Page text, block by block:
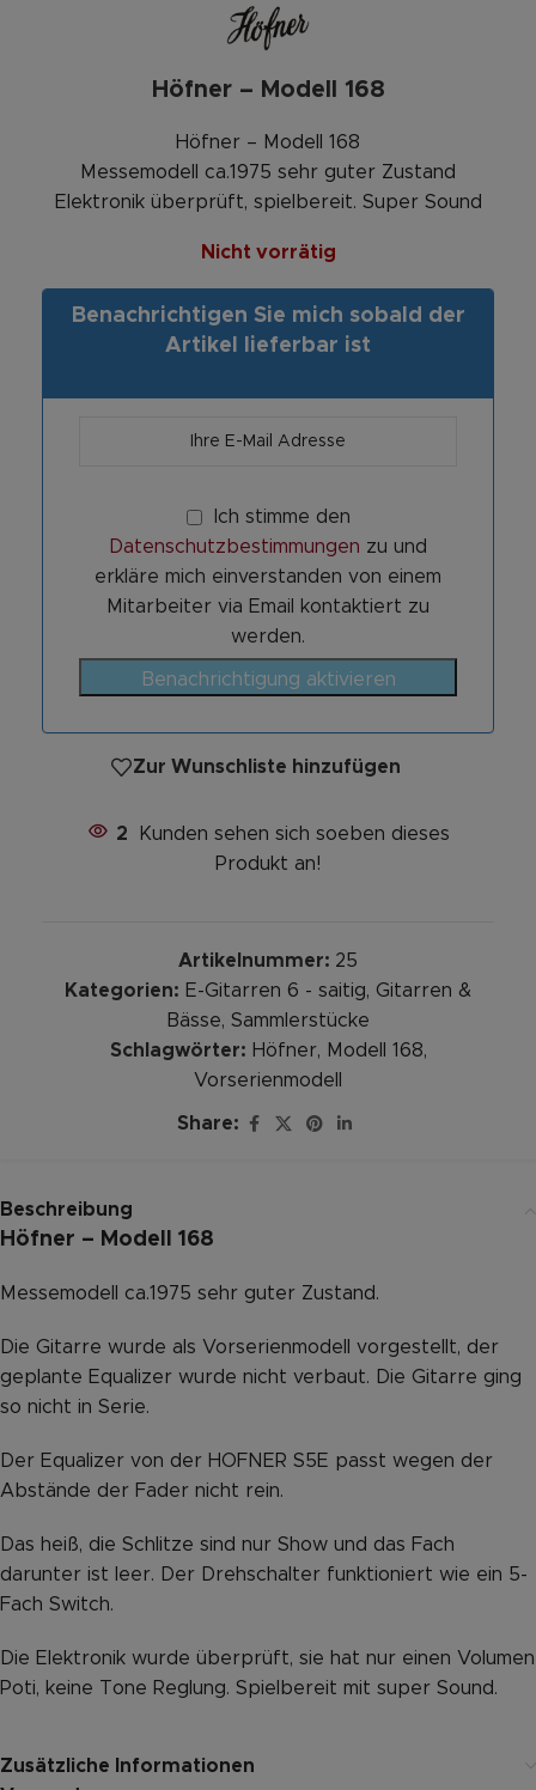
Höfner – Modell 168
Höfner – Modell 168
Messemodell ca.1975 sehr guter Zustand
Elektronik überprüft, spielbereit. Super Sound
Nicht vorrätig
Benachrichtigen Sie mich sobald der
Artikel lieferbar ist
Ich stimme den
Datenschutzbestimmungen zu und
erkläre mich einverstanden von einem
Mitarbeiter via Email kontaktiert zu
werden.
Benachrichtigung aktivieren
Zur Wunschliste hinzufügen
2
Kunden sehen sich soeben dieses
Produkt an!
Artikelnummer: 25
Kategorien: E-Gitarren 6 - saitig, Gitarren &
Bässe, Sammlerstücke
Schlagwörter: Höfner, Modell 168,
Vorserienmodell
Share:
Beschreibung
Höfner – Modell 168
Messemodell ca.1975 sehr guter Zustand.
Die Gitarre wurde als Vorserienmodell vorgestellt, der
geplante Equalizer wurde nicht verbaut. Die Gitarre ging
so nicht in Serie.
Der Equalizer von der HOFNER S5E passt wegen der
Abstände der Fader nicht rein.
Das heiß, die Schlitze sind nur Show und das Fach
darunter ist leer. Der Drehschalter funktioniert wie ein 5-
Fach Switch.
Die Elektronik wurde überprüft, sie hat nur einen Volumen
Poti, keine Tone Reglung. Spielbereit mit super Sound.
Zusätzliche Informationen